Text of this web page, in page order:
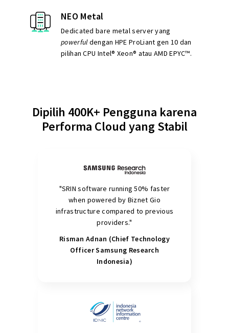
NEO Metal
Dedicated bare metalserver yang
powerfuldengan HPE ProLiant gen 10 dan
pilihan CPU Intel® Xeon® atau AMD EPYC™.
Dipilih 400K+ Pengguna karena
Performa Cloud yang Stabil
"SRIN software running 50% faster
when powered by Biznet Gio
infrastructure compared to previous
providers."
Risman Adnan (Chief Technology
Officer Samsung Research
Indonesia)